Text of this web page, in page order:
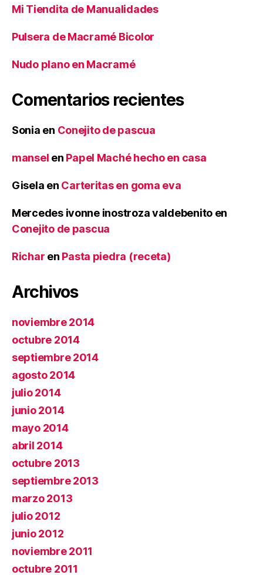
Mi Tiendita de Manualidades
Pulsera de Macramé Bicolor
Nudo plano en Macramé
Comentarios recientes
Sonia en Conejito de pascua
mansel en Papel Maché hecho en casa
Gisela en Carteritas en goma eva
Mercedes ivonne inostroza valdebenito en
Conejito de pascua
Richar en Pasta piedra (receta)
Archivos
noviembre 2014
octubre 2014
septiembre 2014
agosto 2014
julio 2014
junio 2014
mayo 2014
abril 2014
octubre 2013
septiembre 2013
marzo 2013
julio 2012
junio 2012
noviembre 2011
octubre 2011